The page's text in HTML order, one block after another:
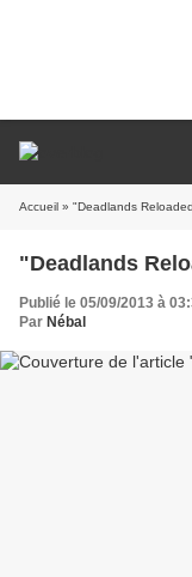
Accueil » "Deadlands
"Deadlands
Publié le 05/09/2013 à
Par Nébal